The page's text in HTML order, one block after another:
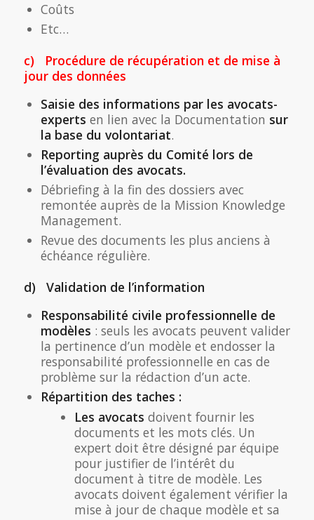
Coûts
Etc…
c) Procédure de récupération et de mise à
jour des données
Saisie des informations par les avocats-
experts en lien avec la Documentation sur
la base du volontariat.
Reporting auprès du Comité lors de
l’évaluation des avocats.
Débriefing à la fin des dossiers avec
remontée auprès de la Mission Knowledge
Management.
Revue des documents les plus anciens à
échéance régulière.
d) Validation de l’information
Responsabilité civile professionnelle de
modèles : seuls les avocats peuvent valider
la pertinence d’un modèle et endosser la
responsabilité professionnelle en cas de
problème sur la rédaction d’un acte.
Répartition des taches :
Les avocats doivent fournir les
documents et les mots clés. Un
expert doit être désigné par équipe
pour justifier de l’intérêt du
document à titre de modèle. Les
avocats doivent également vérifier la
mise à jour de chaque modèle et sa